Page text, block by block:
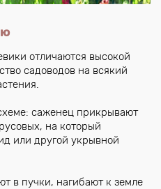
отличаются высокой
садоводов на всякий
саженец прикрывают
на который
или другой укрывной
в пучки, нагибают к земле